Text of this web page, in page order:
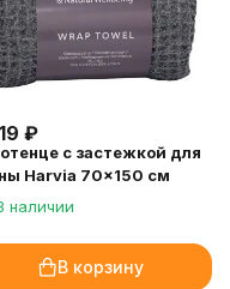
₽
с застежкой для
Harvia 70x150 см
наличии
В корзину